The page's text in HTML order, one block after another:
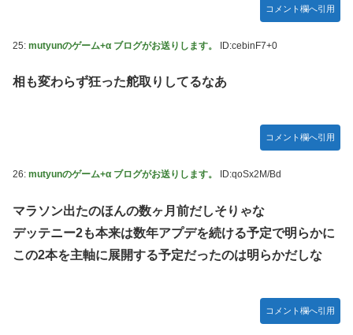
コメント欄へ引用
25: mutyunのゲーム+α ブログがお送りします。 ID:cebinF7+0
相も変わらず狂った舵取りしてるなあ
コメント欄へ引用
26: mutyunのゲーム+α ブログがお送りします。 ID:qoSx2M/Bd
マラソン出たのほんの数ヶ月前だしそりゃな
デッテニー2も本来は数年アプデを続ける予定で明らかに
この2本を主軸に展開する予定だったのは明らかだしな
コメント欄へ引用